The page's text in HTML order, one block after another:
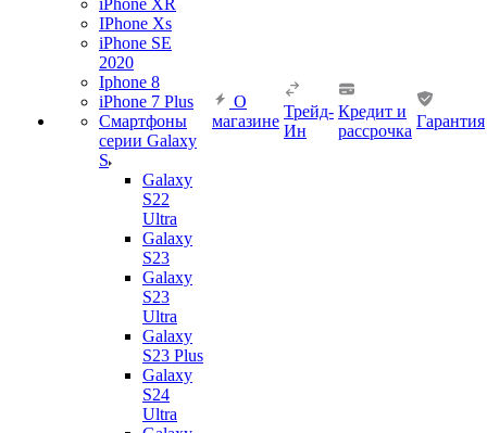
iPhone XR
IPhone Xs
iPhone SE
2020
Iphone 8
iPhone 7 Plus
Смартфоны
серии Galaxy
S
Galaxy
S22
Ultra
Galaxy
S23
Galaxy
S23
Ultra
Galaxy
S23 Plus
Galaxy
S24
Ultra
О
магазине
Трейд-
Ин
Кредит и
рассрочка
Гарантия